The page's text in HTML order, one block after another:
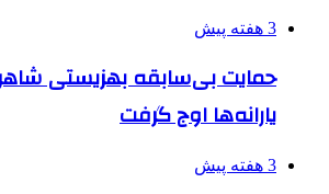
3 هفته پیش
حمایت بی‌سابقه بهزیستی
یارانه‌ها اوج گرفت
3 هفته پیش